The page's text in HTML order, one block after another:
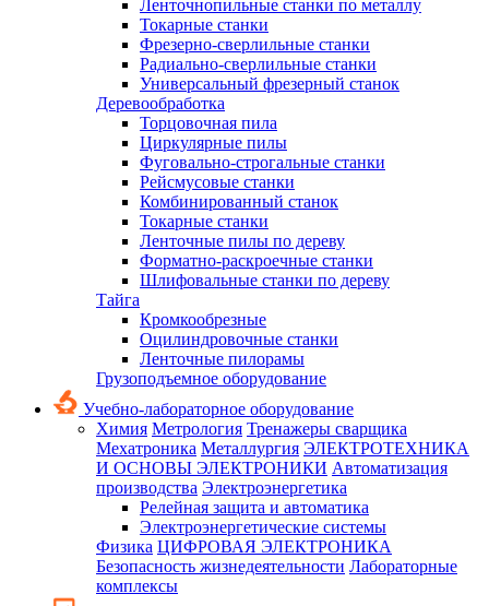
Ленточнопильные станки по металлу
Токарные станки
Фрезерно-сверлильные станки
Радиально-сверлильные станки
Универсальный фрезерный станок
Деревообработка
Торцовочная пила
Циркулярные пилы
Фуговально-строгальные станки
Рейсмусовые станки
Комбинированный станок
Токарные станки
Ленточные пилы по дереву
Форматно-раскроечные станки
Шлифовальные станки по дереву
Тайга
Кромкообрезные
Оцилиндровочные станки
Ленточные пилорамы
Грузоподъемное оборудование
Учебно-лабораторное оборудование
Химия Метрология Тренажеры сварщика
Мехатроника Металлургия ЭЛЕКТРОТЕХНИКА
И ОСНОВЫ ЭЛЕКТРОНИКИ Автоматизация
производства Электроэнергетика
Релейная защита и автоматика
Электроэнергетические системы
Физика ЦИФРОВАЯ ЭЛЕКТРОНИКА
Безопасность жизнедеятельности Лабораторные
комплексы